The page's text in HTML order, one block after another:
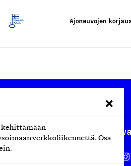
kehittämään
verkkoliikennettä. Osa
Ajoneuvojen
työ ry